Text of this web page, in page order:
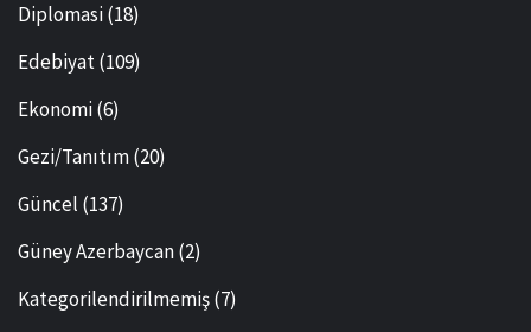
Diplomasi(18)
Edebiyat(109)
Ekonomi(6)
Gezi/Tanıtım(20)
Güncel (137)
Güney Azerbaycan(2)
Kategorilendirilmemiş(7)